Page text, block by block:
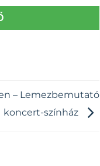
– Lemezbemutató
koncert-színház